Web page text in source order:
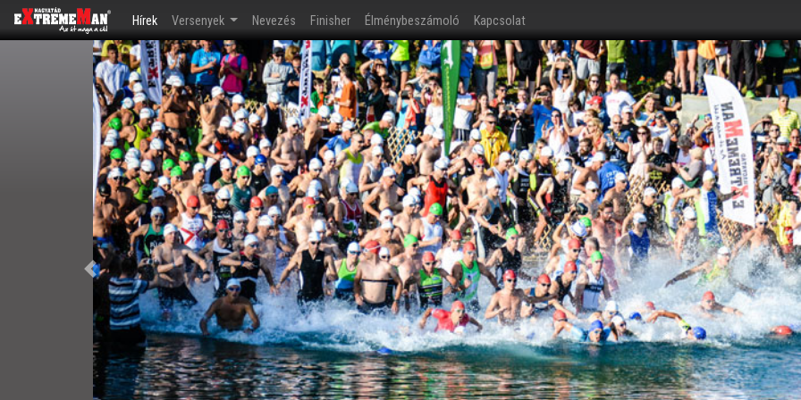
Hírek(current)
Versenyek Nevezés Finisher Élménybeszámoló Kapcsolat
Előző